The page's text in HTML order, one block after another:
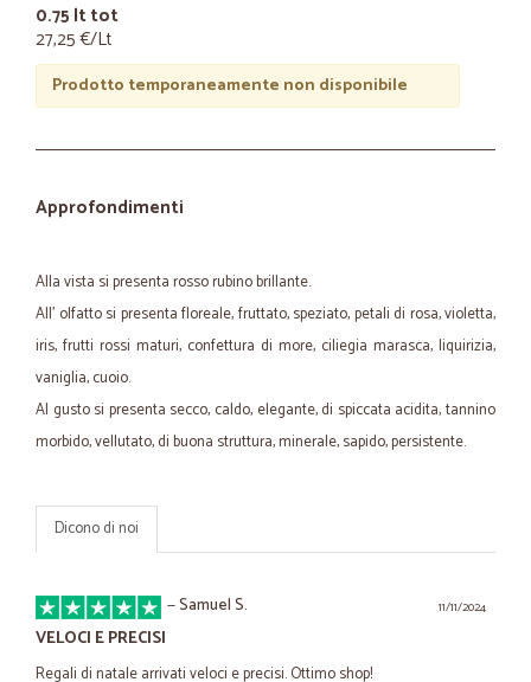
0.75 lt tot
27,25 €/Lt
Prodotto temporaneamente non disponibile
Approfondimenti
Alla vista si presenta rosso rubino brillante.
All' olfatto si presenta floreale, fruttato, speziato, petali di rosa, violetta,
iris, frutti rossi maturi, confettura di more, ciliegia marasca, liquirizia,
vaniglia, cuoio.
Al gusto si presenta secco, caldo, elegante, di spiccata acidita, tannino
morbido, vellutato, di buona struttura, minerale, sapido, persistente.
Dicono di noi
11/11/2024
—Samuel S.
VELOCI E PRECISI
Regali di natale arrivati veloci e precisi. Ottimo shop!